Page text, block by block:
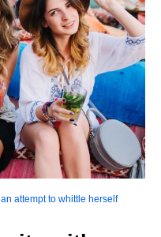
attempt to whittle herself